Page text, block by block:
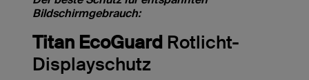
Bildschirmgebrauch:
Titan EcoGuard Rotlicht-
Displayschutz